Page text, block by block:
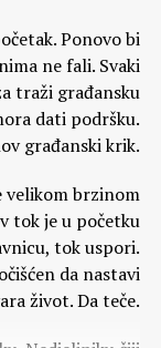
legalitet, što
homogenizacije,
su u istinsku
određene
na unitarizmu.
politički
je, dakle,
doba sveopćeg
je to bile
nastali su
se nije daleko
Ponovo bi
ne fali. Svaki
traži građansku
dati podršku.
građanski krik.
velikom brzinom
tok je u početku
tok uspori.
da nastavi
život. Da teče.